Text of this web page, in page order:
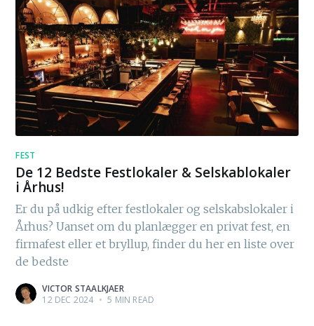
FEST
De 12 Bedste Festlokaler & Selskablokaler
i Århus!
Er du på udkig efter festlokaler og selskabslokaler i
Århus? Uanset om du planlægger en privat fest, en
firmafest eller et bryllup, finder du her en liste over
de bedste
VICTOR STAALKJAER
12 DEC 2024 • 5 MIN READ